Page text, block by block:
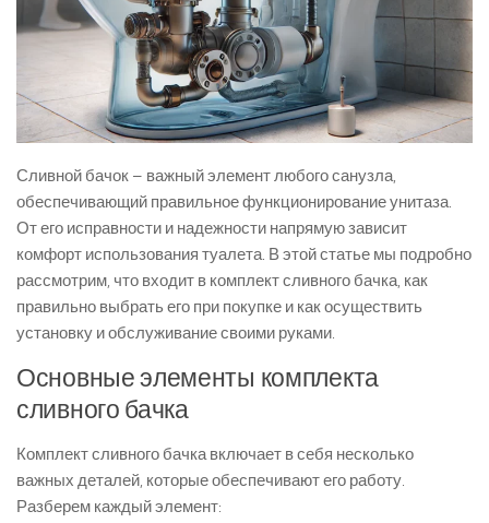
Сливной бачок – важный элемент любого санузла,
обеспечивающий правильное функционирование унитаза.
От его исправности и надежности напрямую зависит
комфорт использования туалета. В этой статье мы подробно
рассмотрим, что входит в комплект сливного бачка, как
правильно выбрать его при покупке и как осуществить
установку и обслуживание своими руками.
Основные элементы комплекта
сливного бачка
Комплект сливного бачка включает в себя несколько
важных деталей, которые обеспечивают его работу.
Разберем каждый элемент: